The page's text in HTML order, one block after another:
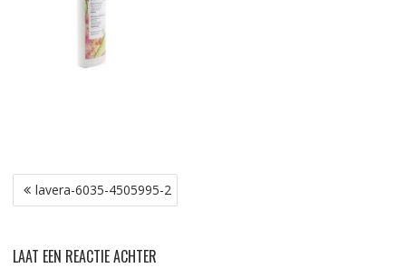
Bericht
navigatie
lavera-6035-4505995-2
LAAT EEN REACTIE ACHTER